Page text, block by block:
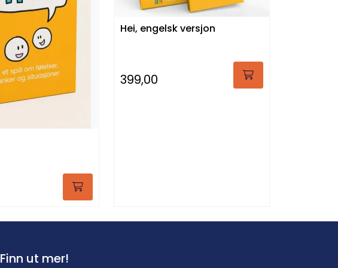
Hei, engelsk versjon
399,00
Finn ut mer!